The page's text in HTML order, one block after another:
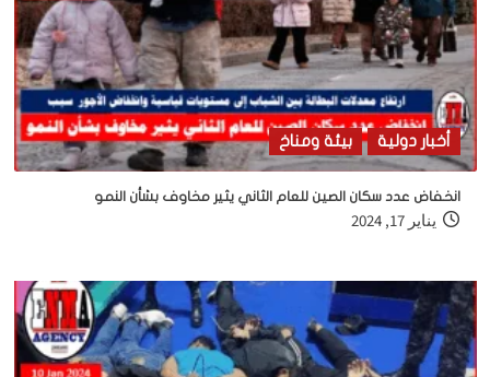
أخبار دولية بيئة ومناخ
انخفاض عدد سكان الصين للعام الثاني يثير مخاوف بشأن النمو
يناير 17, 2024